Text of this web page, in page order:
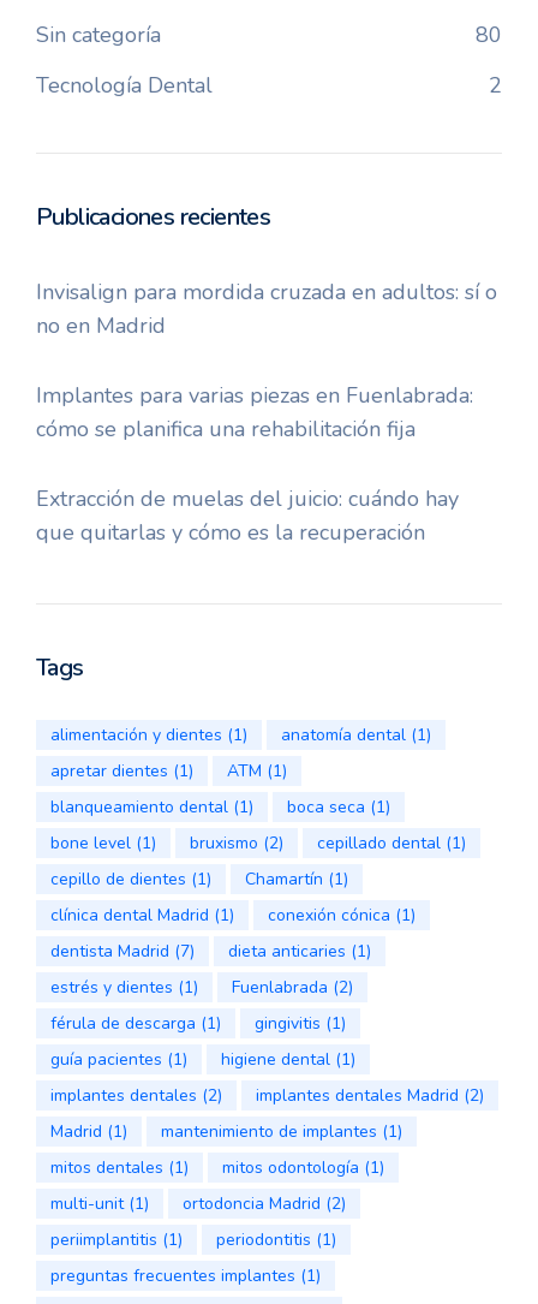
Sin categoría
80
Tecnología Dental
2
Publicaciones recientes
Invisalign para mordida cruzada en adultos: sí o
no en Madrid
Implantes para varias piezas en Fuenlabrada:
cómo se planifica una rehabilitación fija
Extracción de muelas del juicio: cuándo hay
que quitarlas y cómo es la recuperación
Tags
alimentación y dientes (1) anatomía dental (1)
apretar dientes (1) ATM (1)
blanqueamiento dental (1) boca seca (1)
bone level (1) bruxismo (2) cepillado dental (1)
cepillo de dientes (1) Chamartín (1)
clínica dental Madrid (1) conexión cónica (1)
dentista Madrid (7) dieta anticaries (1)
estrés y dientes (1) Fuenlabrada (2)
férula de descarga (1) gingivitis (1)
guía pacientes (1) higiene dental (1)
implantes dentales (2) implantes dentales Madrid (2)
Madrid (1) mantenimiento de implantes (1)
mitos dentales (1) mitos odontología (1)
multi-unit(1) ortodoncia Madrid (2)
periimplantitis (1) periodontitis (1)
preguntas frecuentes implantes (1)